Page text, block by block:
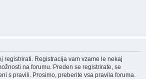
registrirati. Registracija vam vzame le nekaj
na forumu. Preden se registrirate, se
s pravili. Prosimo, preberite vsa pravila foruma.